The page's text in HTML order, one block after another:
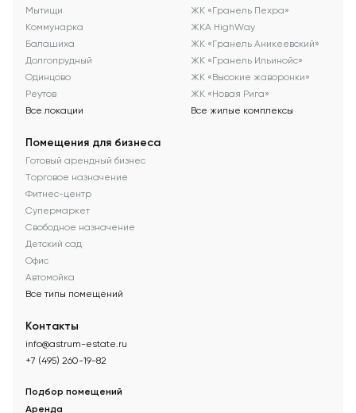
Мытищи
Коммунарка
Балашиха
Долгопрудный
Одинцово
Реутов
Все локации
ЖК «Гранель Пехра»
ЖКА HighWay
ЖК «Гранель Аникеевский»
ЖК «Гранель Ильинойс»
ЖК «Высокие жаворонки»
ЖК «Новая Рига»
Все жилые комплексы
Помещения для бизнеса
Готовый арендный бизнес
Торговое назначение
Фитнес-центр
Супермаркет
Свободное назначение
Детский сад
Офис
Автомойка
Все типы помещений
Контакты
info@astrum-estate.ru
+7 (495) 260-19-82
Подбор помещений
Аренда